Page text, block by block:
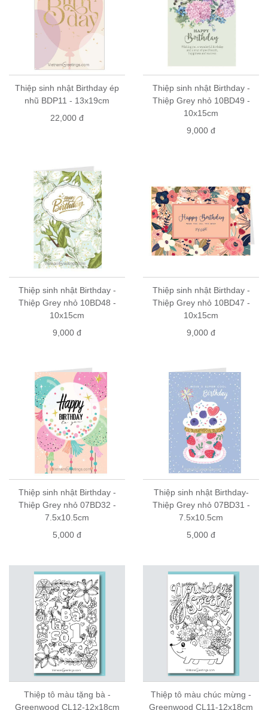
Thiệp sinh nhật Birthday ép
nhũ BDP11 - 13x19cm
22,000 đ
Thiệp sinh nhật Birthday -
Thiệp Grey nhỏ 10BD49 -
10x15cm
9,000 đ
Thiệp sinh nhật Birthday -
Thiệp Grey nhỏ 10BD48 -
10x15cm
9,000 đ
Thiệp sinh nhật Birthday -
Thiệp Grey nhỏ 10BD47 -
10x15cm
9,000 đ
Thiệp sinh nhật Birthday -
Thiệp Grey nhỏ 07BD32 -
7.5x10.5cm
5,000 đ
Thiệp sinh nhật Birthday-
Thiệp Grey nhỏ 07BD31 -
7.5x10.5cm
5,000 đ
Thiệp tô màu tặng bà -
Greenwood CL12-12x18cm
Thiệp tô màu chúc mừng -
Greenwood CL11-12x18cm